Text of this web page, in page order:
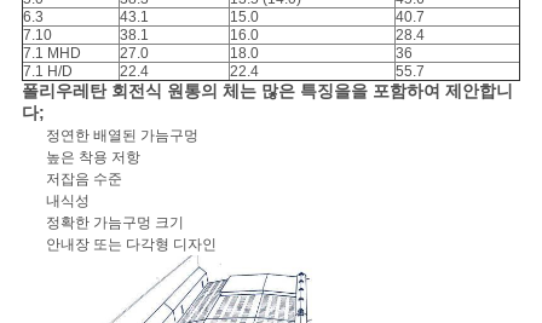
6.3
43.1 15.0
40.7
7.10
38.1 16.0
28.4
7.1 MHD
27.0 18.0
36
7.1 H/D
22.4 22.4 55.7
폴리우레탄 회전식 원통의 체는 많은 특징을을 포함하여 제안합니
다;
정연한 배열된 가늠구멍
높은 착용 저항
저잡음 수준
내식성
정확한 가늠구멍 크기
안내장 또는 다각형 디자인